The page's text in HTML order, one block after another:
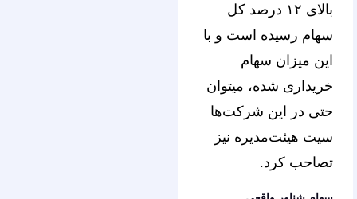
بالای ۱۲ درصد کل
سهام رسیده است و با
این میزان سهام
خریداری شده، میتوان
حتی در این شرکت‌ها
سیت هیئت‌مدیره نیز
تصاحب کرد.